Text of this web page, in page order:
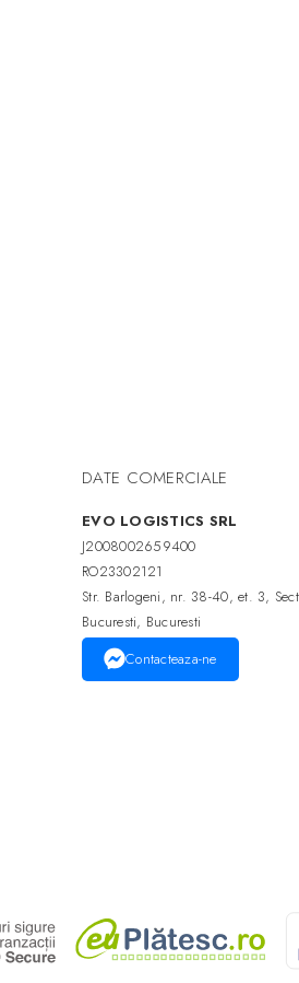
DATE COMERCIALE
EVO LOGISTICS SRL
J2008002659400
RO23302121
Str. Barlogeni, nr. 38-40, et. 3,
Bucuresti, Bucuresti
Contacteaza-ne